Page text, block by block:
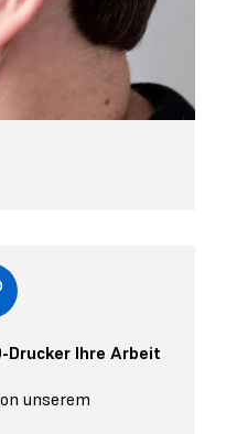
Drucker Ihre Arbeit
unserem